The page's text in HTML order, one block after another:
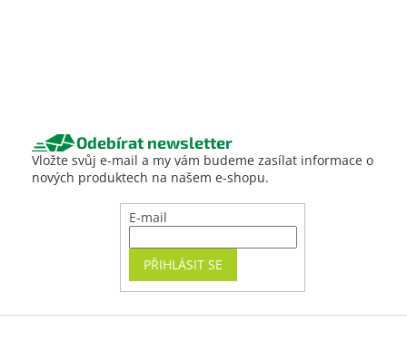
Odebírat newsletter
Vložte svůj e-mail a my vám budeme zasílat informace o
nových produktech na našem e-shopu.
E-mail
PŘIHLÁSIT SE